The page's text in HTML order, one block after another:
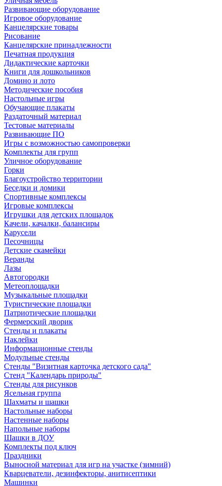
Развивающие оборудование
Игровое оборудование
Канцелярские товары
Рисование
Канцелярские принадлежности
Печатная продукция
Дидактические карточки
Книги для дошкольников
Домино и лото
Методические пособия
Настольные игры
Обучающие плакаты
Раздаточный материал
Тестовые материалы
Развивающие ПО
Игры с возможностью самопроверки
Комплекты для групп
Уличное оборудование
Горки
Благоустройство территории
Беседки и домики
Спортивные комплексы
Игровые комплексы
Игрушки для детских площадок
Качели, качалки, балансиры
Карусели
Песочницы
Детские скамейки
Веранды
Лазы
Автогородки
Метеоплощадки
Музыкальные площадки
Туристические площадки
Патриотические площадки
Фермерский дворик
Стенды и плакаты
Наклейки
Информационные стенды
Модульные стенды
Стенды "Визитная карточка детского сада"
Стенд "Календарь природы"
Стенды для рисунков
Ясельная группа
Шахматы и шашки
Настольные наборы
Настенные наборы
Напольные наборы
Шашки в ДОУ
Комплекты под ключ
Праздники
Выносной материал для игр на участке (зимний)
Кварцеватели, дезинфекторы, анитисептики
Машинки